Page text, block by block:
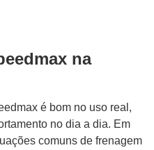
na
é bom no uso real,
no dia a dia. Em
comuns de frenagem